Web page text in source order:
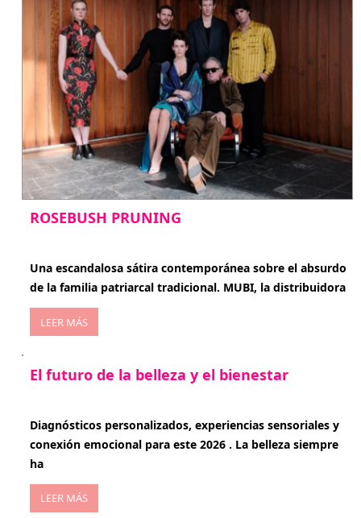
ROSEBUSH PRUNING
Una escandalosa sátira contemporánea sobre el absurdo
de la familia patriarcal tradicional. MUBI, la distribuidora
LEER MÁS
El futuro de la belleza y el bienestar
Diagnósticos personalizados, experiencias sensoriales y
conexión emocional para este 2026 . La belleza siempre
ha
LEER MÁS